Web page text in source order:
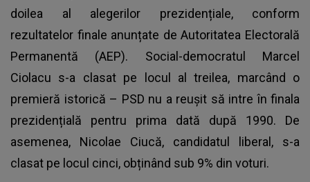
doilea al alegerilor prezidențiale, conform
rezultatelor finale anunțate de Autoritatea Electorală
Permanentă (AEP). Social-democratul Marcel
Ciolacu s-a clasat pe locul al treilea, marcând o
premieră istorică – PSD nu a reușit să intre în finala
prezidențială pentru prima dată după 1990. De
asemenea, Nicolae Ciucă, candidatul liberal, s-a
clasat pe locul cinci, obținând sub 9% din voturi.